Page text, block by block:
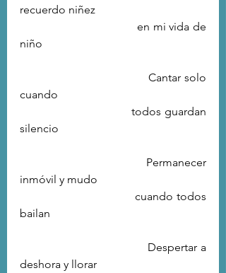
recuerdo niñez
en mi vida de
niño
Cantar solo
cuando
todos guardan
silencio
Permanecer
inmóvil y mudo
cuando todos
bailan
Despertar a
deshora y llorar